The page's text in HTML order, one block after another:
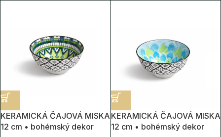
KERAMICKÁ ČAJOVÁ MISKA
12 cm • bohémský dekor
KERAMICKÁ ČAJOVÁ MISKA
12 cm • bohémský dekor